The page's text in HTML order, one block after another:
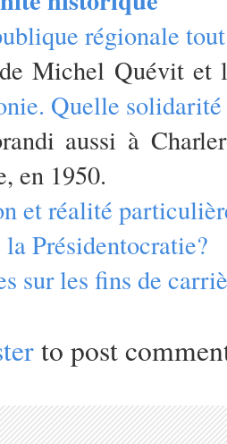
régionale
Michel Quévit et
Quelle
aussi à
en 1950.
et réalité
Présidentocratie?
sur les fins de
to post